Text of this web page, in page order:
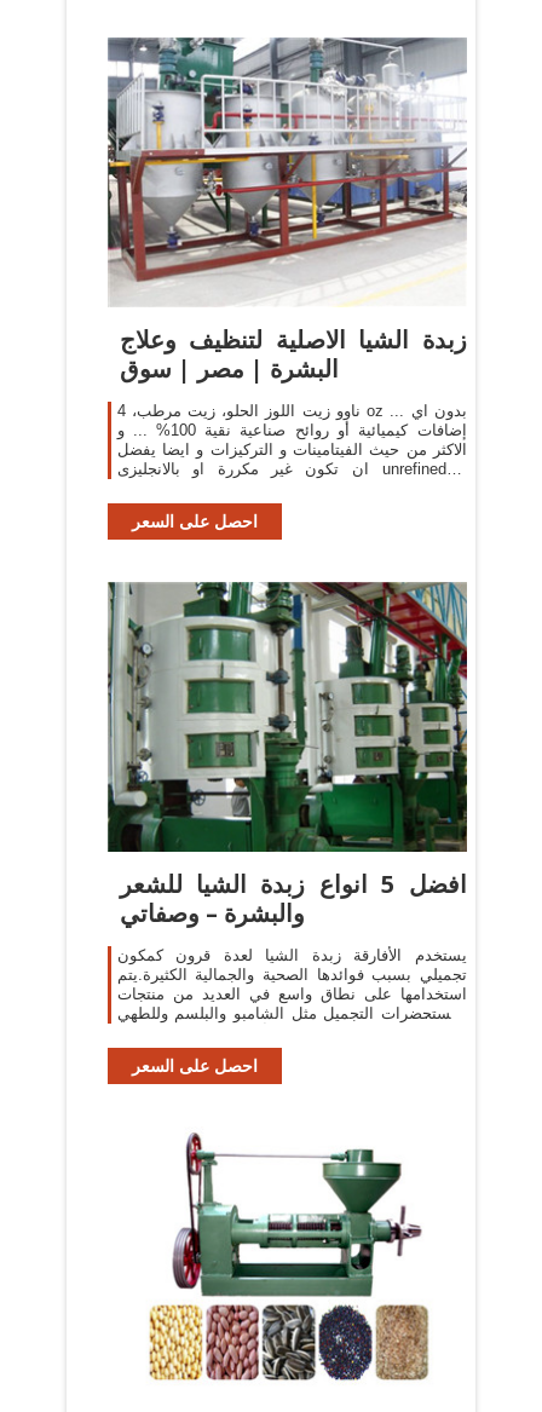
زبدة الشيا الاصلية لتنظيف وعلاج
البشرة | مصر | سوق
ناوو زيت اللوز الحلو، زيت مرطب، 4 oz ... بدون اي
إضافات كيميائية أو روائح صناعية نقية 100% ... و
الاكثر من حيث الفيتامينات و التركيزات و ايضا يفضل
ان تكون غير مكررة او بالانجليزى unrefinedلان
احصل على السعر
افضل 5 انواع زبدة الشيا للشعر
والبشرة – وصفاتي
يستخدم الأفارقة زبدة الشيا لعدة قرون كمكون
تجميلي بسبب فوائدها الصحية والجمالية الكثيرة.يتم
استخدامها على نطاق واسع في العديد من منتجات
ومستحضرات التجميل مثل الشامبو والبلسم وللطهي
احصل على السعر